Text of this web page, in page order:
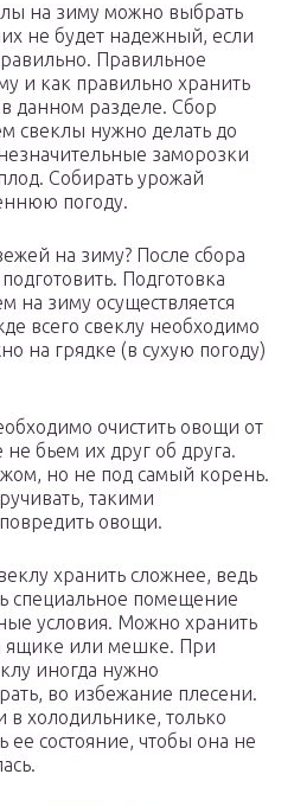
на зиму можно выбрать
не будет надежный, если
Правильное
и как правильно хранить
данном разделе. Сбор
свеклы нужно делать до
заморозки
Собирать урожай
погоду.
на зиму? После сбора
Подготовка
на зиму осуществляется
всего свеклу необходимо
на грядке (в сухую погоду)
очистить овощи от
бьем их друг об друга.
но не под самый корень.
такими
овощи.
хранить сложнее, ведь
специальное помещение
условия. Можно хранить
ящике или мешке. При
иногда нужно
во избежание плесени.
в холодильнике, только
ее состояние, чтобы она не